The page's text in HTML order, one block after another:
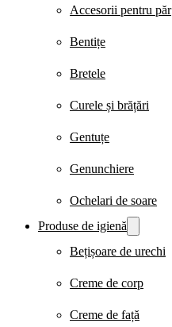
Accesorii pentru păr
Bentițe
Bretele
Curele și brățări
Gentuțe
Genunchiere
Ochelari de soare
Produse de igienă
Bețișoare de urechi
Creme de corp
Creme de față